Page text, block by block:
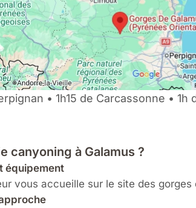
• 1h15 de Carcassonne •
canyoning à Galamus ?
équipement
vous accueille sur le site des